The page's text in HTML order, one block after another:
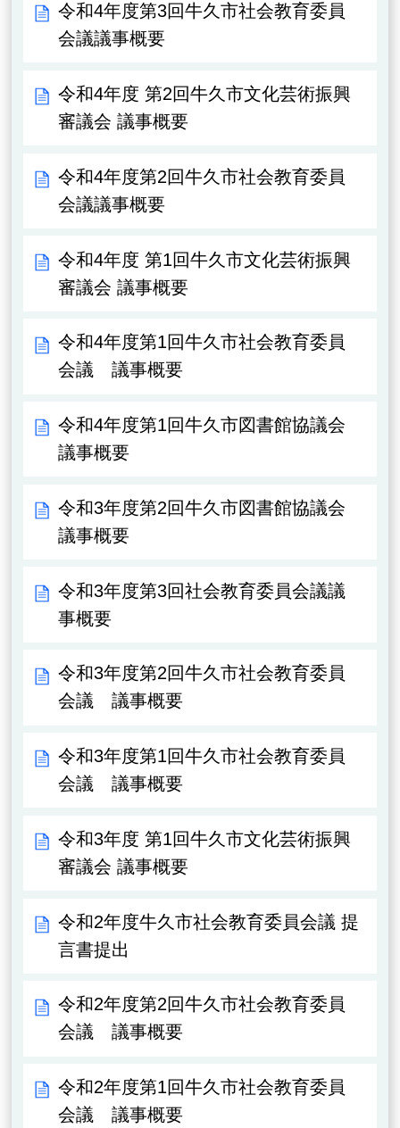
令和4年度第3回牛久市社会教育委員
会議議事概要
令和4年度 第2回牛久市文化芸術振興
審議会 議事概要
令和4年度第2回牛久市社会教育委員
会議議事概要
令和4年度 第1回牛久市文化芸術振興
審議会 議事概要
令和4年度第1回牛久市社会教育委員
会議 議事概要
令和4年度第1回牛久市図書館協議会
議事概要
令和3年度第2回牛久市図書館協議会
議事概要
令和3年度第3回社会教育委員会議議
事概要
令和3年度第2回牛久市社会教育委員
会議 議事概要
令和3年度第1回牛久市社会教育委員
会議 議事概要
令和3年度 第1回牛久市文化芸術振興
審議会 議事概要
令和2年度牛久市社会教育委員会議 提
言書提出
令和2年度第2回牛久市社会教育委員
会議 議事概要
令和2年度第1回牛久市社会教育委員
会議 議事概要